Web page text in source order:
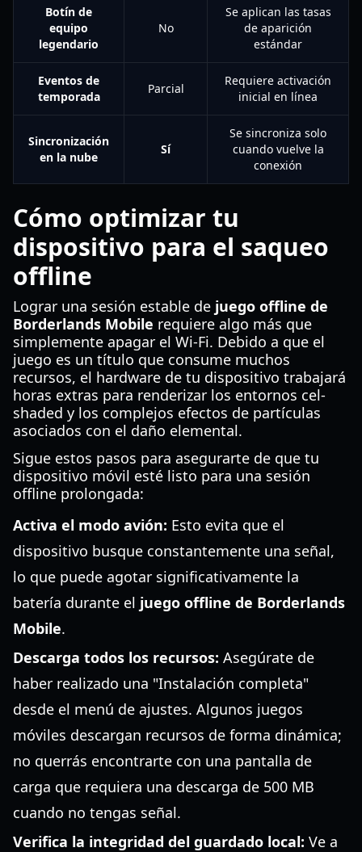
Botín de
equipo
legendario
No
Se aplican las tasas
de aparición
estándar
Eventos de
temporada
Parcial
Requiere activación
inicial en línea
Sincronización
en la nube
Sí
Se sincroniza solo
cuando vuelve la
conexión
Cómo optimizar tu
dispositivo para el saqueo
offline
Lograr una sesión estable de juego offline de
Borderlands Mobile requiere algo más que
simplemente apagar el Wi-Fi. Debido a que el
juego es un título que consume muchos
recursos, el hardware de tu dispositivo trabajará
horas extras para renderizar los entornos cel-
shaded y los complejos efectos de partículas
asociados con el daño elemental.
Sigue estos pasos para asegurarte de que tu
dispositivo móvil esté listo para una sesión
offline prolongada:
Activa el modo avión: Esto evita que el
dispositivo busque constantemente una señal,
lo que puede agotar significativamente la
batería durante el juego offline de Borderlands
Mobile.
Descarga todos los recursos: Asegúrate de
haber realizado una "Instalación completa"
desde el menú de ajustes. Algunos juegos
móviles descargan recursos de forma dinámica;
no querrás encontrarte con una pantalla de
carga que requiera una descarga de 500 MB
cuando no tengas señal.
Verifica la integridad del guardado local: Ve a